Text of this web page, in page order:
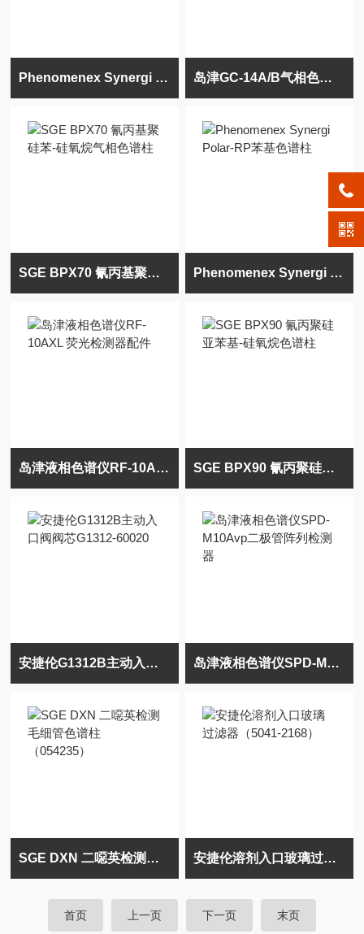
Phenomenex Synergi Max-RP 反相C12色谱柱 岛津GC-14A/B气相色谱仪相关常用配件
SGE BPX70 氰丙基聚硅苯-硅氧烷气相色谱柱 Phenomenex Synergi Polar-RP苯基色谱柱
岛津液相色谱仪RF-10AXL 荧光检测器配件 SGE BPX90 氰丙聚硅亚苯基-硅氧烷色谱柱
安捷伦G1312B主动入口阀阀芯G1312-60020 岛津液相色谱仪SPD-M10Avp二极管阵列检测器
SGE DXN 二噁英检测毛细管色谱柱（054235） 安捷伦溶剂入口玻璃过滤器（5041-2168）
首页 上一页 下一页 末页